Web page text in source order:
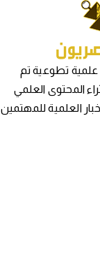
علمية تطوعية تم
بهدف إثراء المحتوى العلمي
العلمية للمهتمين